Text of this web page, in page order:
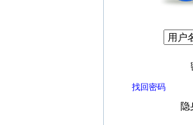
找回密码
隐